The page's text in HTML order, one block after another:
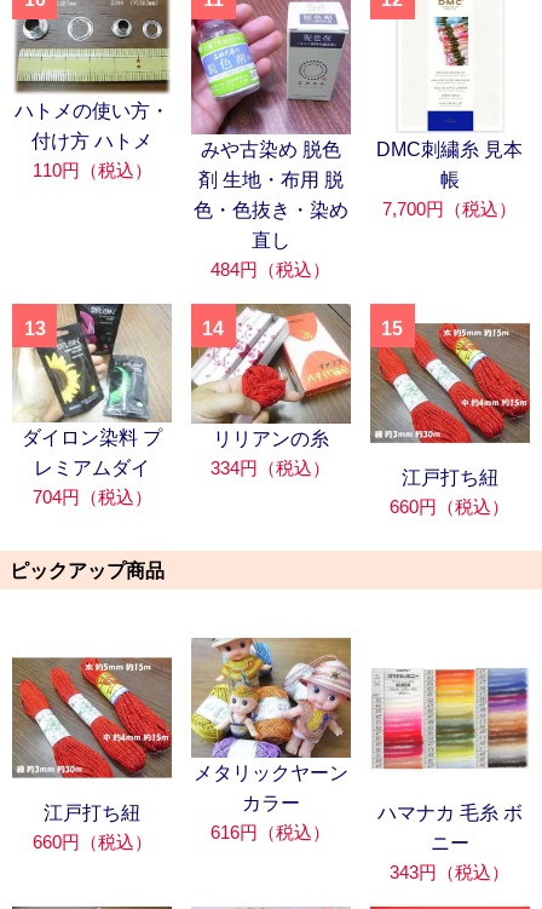
ハトメの使い方・
付け方 ハトメ
110円（税込）
みや古染め 脱色
剤 生地・布用 脱
色・色抜き・染め
直し
484円（税込）
DMC刺繍糸 見本
帳
7,700円（税込）
13
ダイロン染料 プ
レミアムダイ
704円（税込）
14
リリアンの糸
334円（税込）
15
江戸打ち紐
660円（税込）
ピックアップ商品
江戸打ち紐
660円（税込）
メタリックヤーン
カラー
616円（税込）
ハマナカ 毛糸 ボ
ニー
343円（税込）